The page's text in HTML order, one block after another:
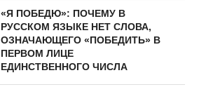
«Я ПОБЕДЮ»: ПОЧЕМУ В
РУССКОМ ЯЗЫКЕ НЕТ СЛОВА,
ОЗНАЧАЮЩЕГО «ПОБЕДИТЬ» В
ПЕРВОМ ЛИЦЕ
ЕДИНСТВЕННОГО ЧИСЛА